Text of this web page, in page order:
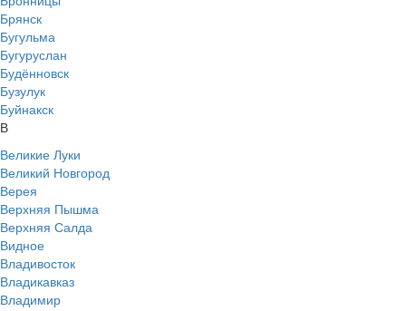
Брянск
Бугульма
Бугуруслан
Будённовск
Бузулук
Буйнакск
В
Великие Луки
Великий Новгород
Верея
Верхняя Пышма
Верхняя Салда
Видное
Владивосток
Владикавказ
Владимир